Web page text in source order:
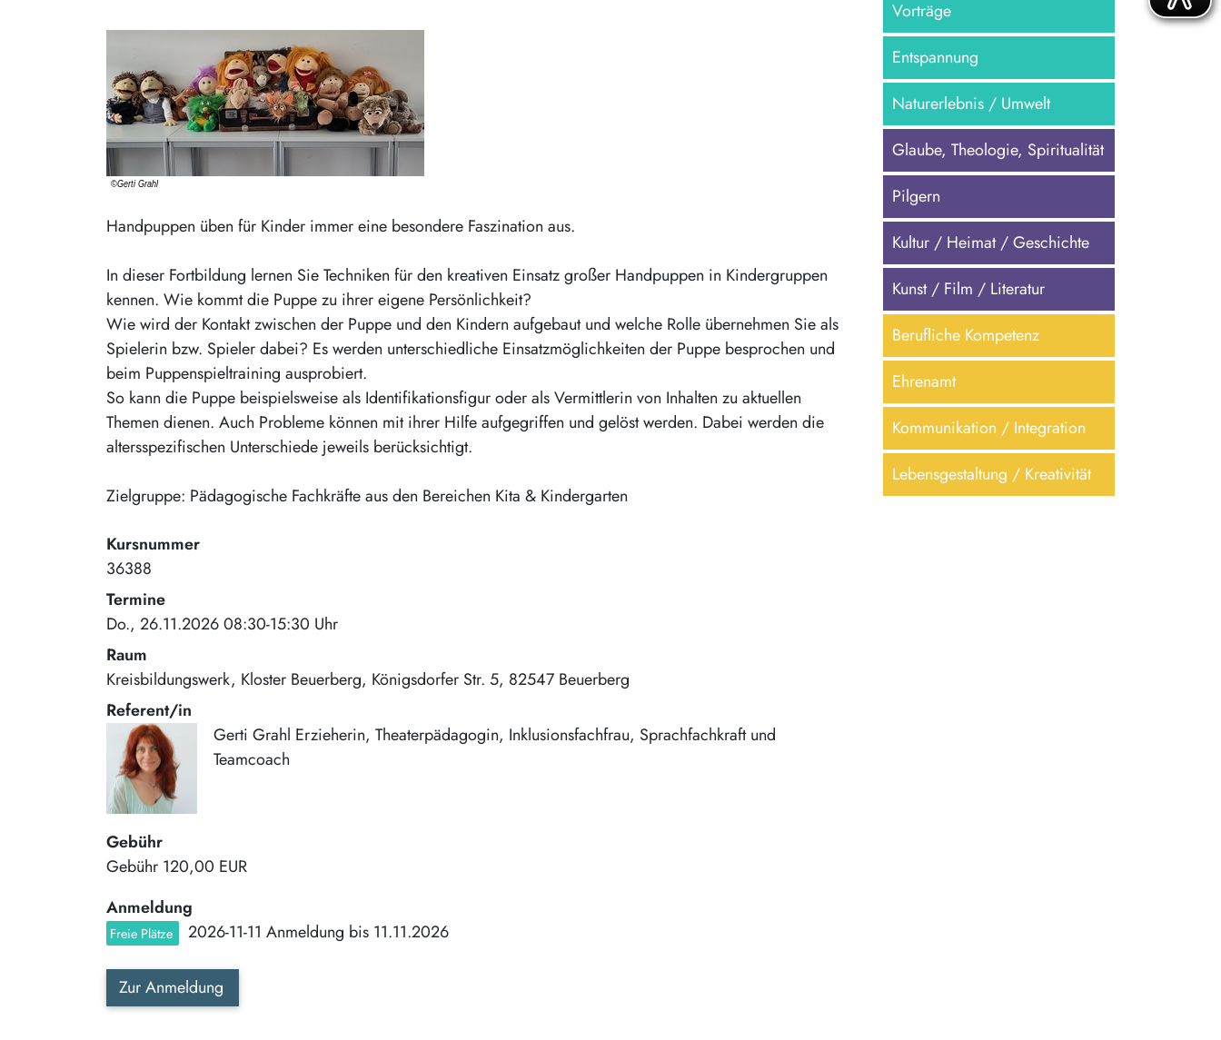
Handpuppen üben für Kinder immer eine besondere Faszination aus.
In dieser Fortbildung lernen Sie Techniken für den kreativen Einsatz großer Handpuppen in Kindergruppen
kennen. Wie kommt die Puppe zu ihrer eigene Persönlichkeit?
Wie wird der Kontakt zwischen der Puppe und den Kindern aufgebaut und welche Rolle übernehmen Sie als
Spielerin bzw. Spieler dabei? Es werden unterschiedliche Einsatzmöglichkeiten der Puppe besprochen und
beim Puppenspieltraining ausprobiert.
So kann die Puppe beispielsweise als Identifikationsfigur oder als Vermittlerin von Inhalten zu aktuellen
Themen dienen. Auch Probleme können mit ihrer Hilfe aufgegriffen und gelöst werden. Dabei werden die
altersspezifischen Unterschiede jeweils berücksichtigt.
Zielgruppe: Pädagogische Fachkräfte aus den Bereichen Kita & Kindergarten
Kursnummer
36388
Termine
Do., 26.11.2026 08:30-15:30 Uhr
Raum
Kreisbildungswerk, Kloster Beuerberg Königsdorfer Str. 5 82547 Beuerberg
Referent/in
Gerti Grahl Erzieherin, Theaterpädagogin, Inklusionsfachfrau, Sprachfachkraft und
Teamcoach
Gebühr
Gebühr 120,00 EUR
Anmeldung
Freie Plätze 2026-11-11 Anmeldung bis 11.11.2026
Zur Anmeldung
Vorträge
Entspannung
Naturerlebnis / Umwelt
Glaube, Theologie, Spiritualität
Pilgern
Kultur / Heimat / Geschichte
Kunst / Film / Literatur
Berufliche Kompetenz
Ehrenamt
Kommunikation / Integration
Lebensgestaltung / Kreativität